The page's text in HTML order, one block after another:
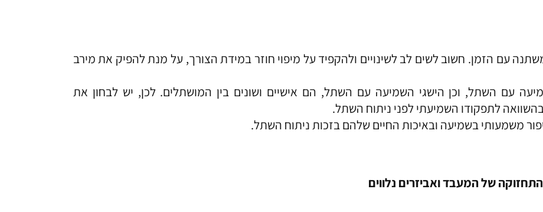
עם הזמן. חשוב לשים לב לשינויים ולהקפיד על מיפוי חוזר במידת הצורך, על מנת להפיק את מירב
עם השתל, וכן הישגי השמיעה עם השתל, הם אישיים ושונים בין המושתלים. לכן, יש לבחון את
לתפקודו השמיעתי לפני ניתוח השתל.
משמעותי בשמיעה ובאיכות החיים שלהם בזכות ניתוח השתל.
של המעבד ואביזרים נלווים